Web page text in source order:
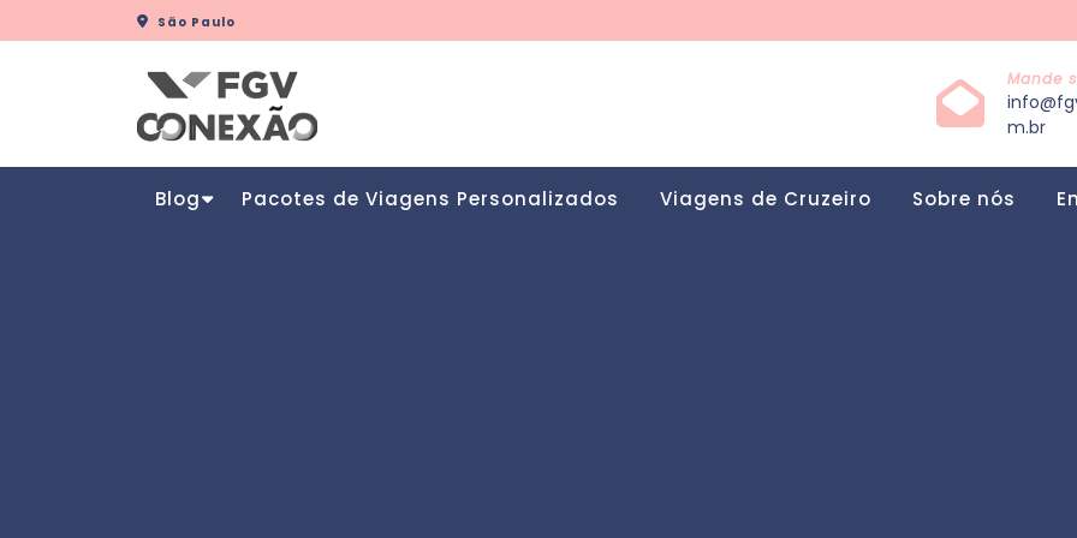
to
São Paulo
Mande
m.br
Blog Pacotes de Viagens Personalizados Viagens de Cruzeiro Sobre nós